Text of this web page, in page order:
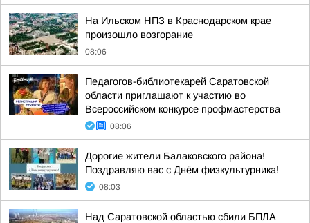
На Ильском НПЗ в Краснодарском крае
произошло возгорание
08:06
Педагогов-библиотекарей Саратовской
области приглашают к участию во
Всероссийском конкурсе профмастерства
08:06
Дорогие жители Балаковского района!
Поздравляю вас с Днём физкультурника!
08:03
Над Саратовской областью сбили БПЛА